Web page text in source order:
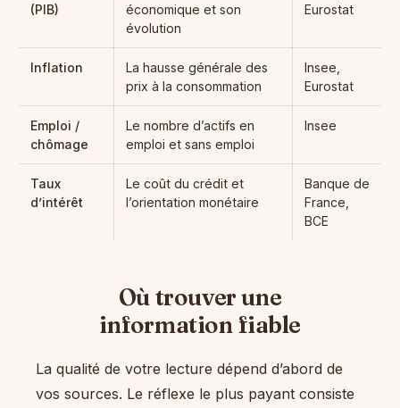
(PIB)
économique et son
évolution
Eurostat
Inflation
La hausse générale des
prix à la consommation
Insee,
Eurostat
Emploi /
chômage
Le nombre d’actifs en
emploi et sans emploi
Insee
Taux
d’intérêt
Le coût du crédit et
l’orientation monétaire
Banque de
France,
BCE
Où trouver une
information fiable
La qualité de votre lecture dépend d’abord de
vos sources. Le réflexe le plus payant consiste